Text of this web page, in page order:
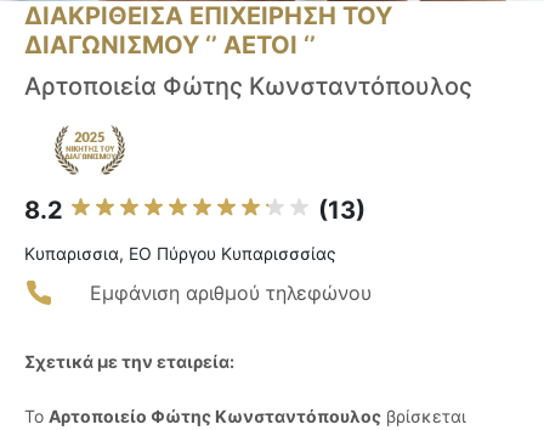
ΔΙΑΚΡΙΘΕΙΣΑ ΕΠΙΧΕΙΡΗΣΗ ΤΟΥ
ΔΙΑΓΩΝΙΣΜΟΥ ‘’ ΑΕΤΟΙ ‘’
Αρτοποιεία Φώτης Κωνσταντόπουλος
8.2 (13)
Κυπαρισσια, ΕΟ Πύργου Κυπαρισσσίας
Εμφάνιση αριθμού τηλεφώνου
Σχετικά με την εταιρεία:
Το Αρτοποιείο Φώτης Κωνσταντόπουλος βρίσκεται